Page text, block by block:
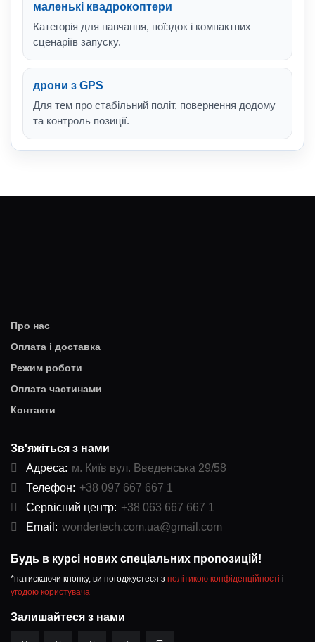
маленькі квадрокоптери
Категорія для навчання, поїздок і компактних
сценаріїв запуску.
дрони з GPS
Для тем про стабільний політ, повернення додому
та контроль позиції.
Про нас
Оплата і доставка
Режим роботи
Оплата частинами
Контакти
Зв'яжіться з нами
Адреса: м. Київ вул. Введенська 29/58
Телефон: +38 097 667 667 1
Сервісний центр: +38 063 667 667 1
Email: wondertech.com.ua@gmail.com
Будь в курсі нових спеціальних пропозицій!
*натискаючи кнопку, ви погоджуєтеся з політикою конфіденційності і
угодою користувача
Залишайтеся з нами